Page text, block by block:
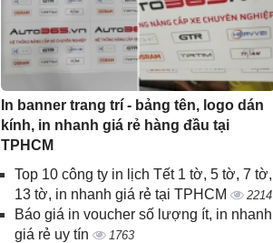
In banner trang trí - bảng tên, logo dán
kính, in nhanh giá rẻ hàng đầu tại
TPHCM
Top 10 công ty in lịch Tết 1 tờ, 5 tờ, 7 tờ,
13 tờ, in nhanh giá rẻ tại TPHCM
2214
Báo giá in voucher số lượng ít, in nhanh
giá rẻ uy tín
1763